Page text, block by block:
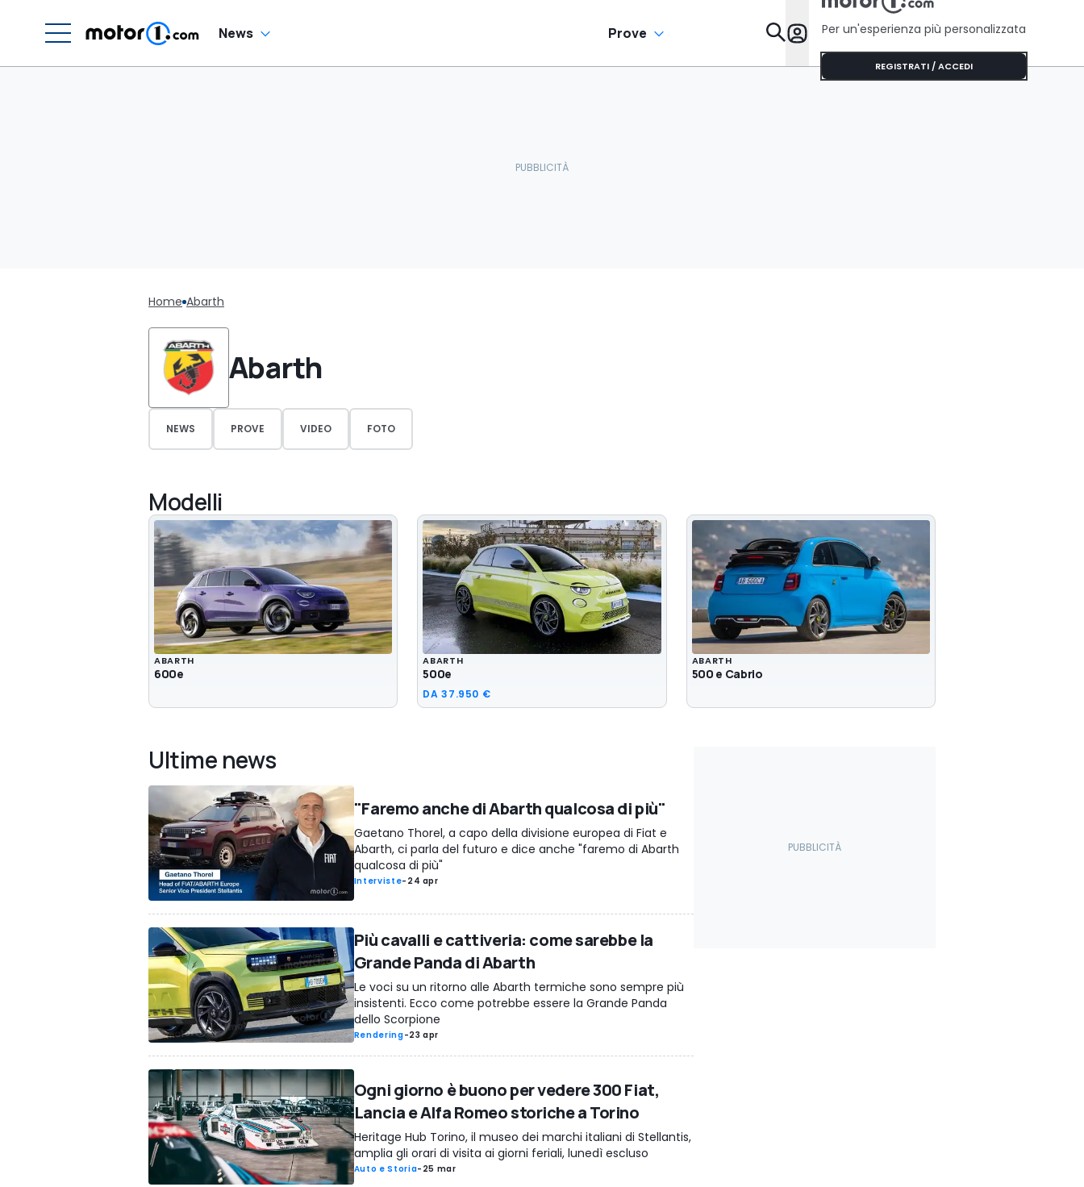
News Prove Da Sapere
Per un'esperienza più personalizzata
REGISTRATI / ACCEDI
Home Abarth
Abarth
NEWS PROVE VIDEO FOTO
Modelli
ABARTH
600e
ABARTH
500e
DA 37.950 €
ABARTH
500 e Cabrio
Ultime news
"Faremo anche di Abarth qualcosa di più"
Gaetano Thorel, a capo della divisione europea di Fiat e
Abarth, ci parla del futuro e dice anche "faremo di Abarth
qualcosa di più"
Interviste- 24 apr
Più cavalli e cattiveria: come sarebbe la
Grande Panda di Abarth
Le voci su un ritorno alle Abarth termiche sono sempre più
insistenti. Ecco come potrebbe essere la Grande Panda
dello Scorpione
Rendering-23 apr
Ogni giorno è buono per vedere 300 Fiat,
Lancia e Alfa Romeo storiche a Torino
Heritage Hub Torino, il museo dei marchi italiani di Stellantis,
amplia gli orari di visita ai giorni feriali, lunedì escluso
Auto e Storia- 25 mar